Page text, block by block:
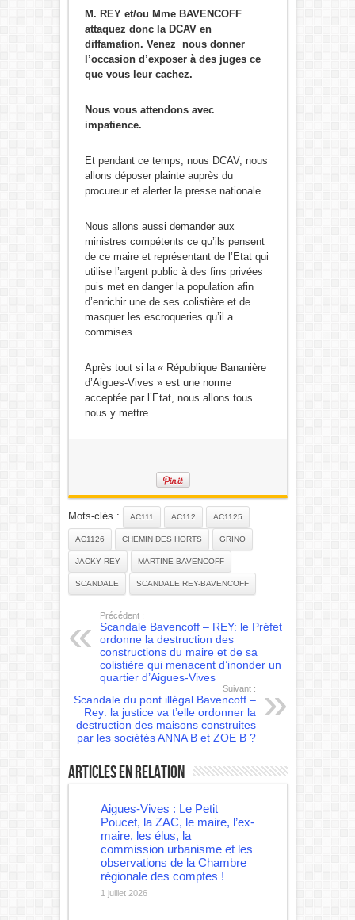
M. REY et/ou Mme BAVENCOFF
attaquez donc la DCAV en
diffamation. Venez nous donner
l’occasion d’exposer à des juges ce
que vous leur cachez.
Nous vous attendons avec
impatience.
Et pendant ce temps, nous DCAV, nous
allons déposer plainte auprès du
procureur et alerter la presse nationale.
Nous allons aussi demander aux
ministres compétents ce qu’ils pensent
de ce maire et représentant de l’Etat qui
utilise l’argent public à des fins privées
puis met en danger la population afin
d’enrichir une de ses colistière et de
masquer les escroqueries qu’il a
commises.
Après tout si la « République Bananière
d’Aigues-Vives » est une norme
acceptée par l’Etat, nous allons tous
nous y mettre.
Mots-clés : AC111 AC112 AC1125
AC1126 CHEMIN DES HORTS GRINO
JACKY REY MARTINE BAVENCOFF
SCANDALE SCANDALE REY-BAVENCOFF
Précédent :
Scandale Bavencoff – REY: le Préfet
ordonne la destruction des
constructions du maire et de sa
colistière qui menacent d’inonder un
quartier d’Aigues-Vives
Suivant :
Scandale du pont illégal Bavencoff –
Rey: la justice va t’elle ordonner la
destruction des maisons construites
par les sociétés ANNA B et ZOE B ?
Articles en relation
Aigues-Vives : Le Petit
Poucet, la ZAC, le maire, l’ex-
maire, les élus, la
commission urbanisme et les
observations de la Chambre
régionale des comptes !
1 juillet 2026